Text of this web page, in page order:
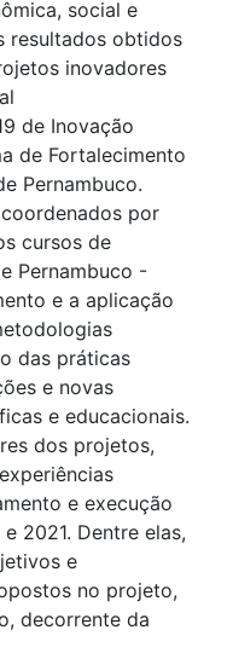
social e
resultados obtidos
inovadores
de Inovação
de Fortalecimento
Pernambuco.
por
cursos de
Pernambuco -
e a aplicação
das práticas
e novas
e educacionais.
dos projetos,
e execução
2021. Dentre elas,
e
no projeto,
decorrente da